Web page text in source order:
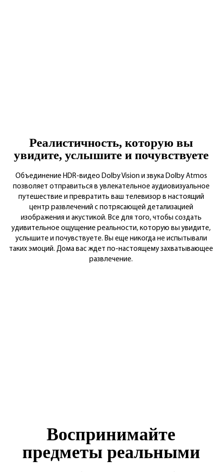
Реалистичность, которую вы
увидите, услышите и почувствуете
Объединение HDR-видео Dolby Vision и звука Dolby Atmos
позволяет отправиться в увлекательное аудиовизуальное
путешествие и превратить ваш телевизор в настоящий
центр развлечений с потрясающей детализацией
изображения и акустикой. Все для того, чтобы создать
удивительное ощущение реальности, которую вы увидите,
услышите и почувствуете. Вы еще никогда не испытывали
таких эмоций. Дома вас ждет по-настоящему захватывающее
развлечение.
Воспринимайте
предметы реальными